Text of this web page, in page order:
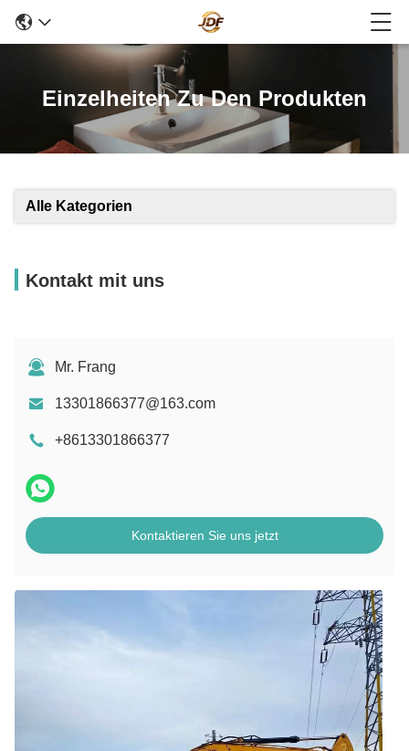
Einzelheiten Zu Den Produkten
Alle Kategorien
Kontakt mit uns
Mr. Frang
13301866377@163.com
+8613301866377
Kontaktieren Sie uns jetzt